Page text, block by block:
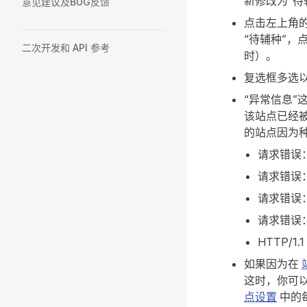
二次开发和 API 参考
点击左上角
“待辅种”，
时）。
复选框多选
“异常信息”
该站点已经
的站点因为
请求错
请求错误
请求错误
请求错误
HTTP/
如果因为在
这时，你可
点设置 中的